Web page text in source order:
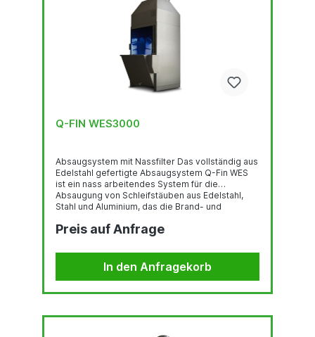
Q-FIN WES3000
Absaugsystem mit Nassfilter Das vollständig aus
Edelstahl gefertigte Absaugsystem Q-Fin WES
ist ein nass arbeitendes System für die
Absaugung von Schleifstäuben aus Edelstahl,
Stahl und Aluminium, das die Brand- und
die sicherste, einfachste und nachhaltigste Art
der Absaugung von Schleifstaub. Mit dem
WES3000 gelangt kein Schleifstaub mehr in die
Luft und/oder in die Arbeitsumgebung. Das WES
wurde von Q-Fin für die sichere und druckfreie
Preis auf Anfrage
In den Anfragekorb